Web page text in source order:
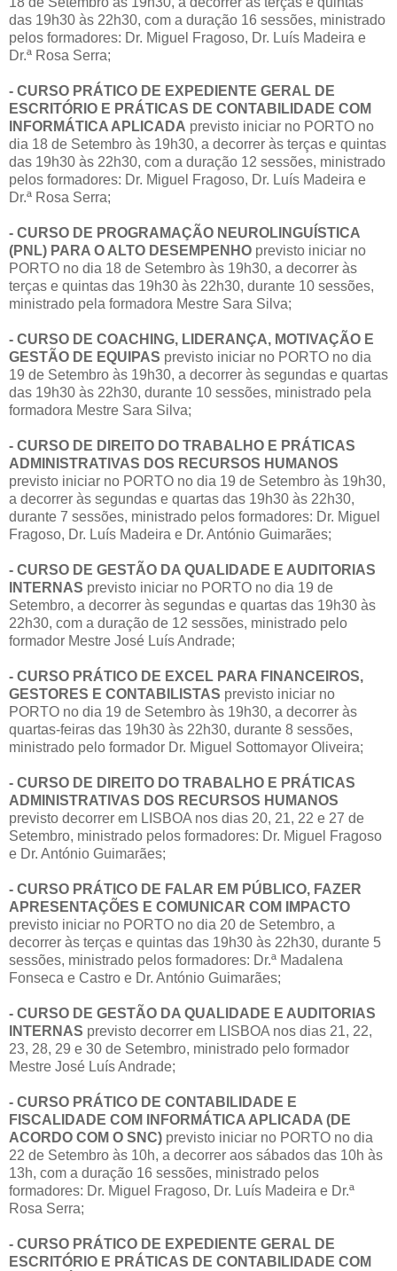
das 19h30 às 22h30, com a duração 16 sessões, ministrado
pelos formadores: Dr. Miguel Fragoso, Dr. Luís Madeira e
Dr.ª Rosa Serra;
- CURSO PRÁTICO DE EXPEDIENTE GERAL DE
ESCRITÓRIO E PRÁTICAS DE CONTABILIDADE COM
INFORMÁTICA APLICADA previsto iniciar no PORTO no
dia 18 de Setembro às 19h30, a decorrer às terças e quintas
das 19h30 às 22h30, com a duração 12 sessões, ministrado
pelos formadores: Dr. Miguel Fragoso, Dr. Luís Madeira e
Dr.ª Rosa Serra;
- CURSO DE PROGRAMAÇÃO NEUROLINGUÍSTICA
(PNL) PARA O ALTO DESEMPENHO previsto iniciar no
PORTO no dia 18 de Setembro às 19h30, a decorrer às
terças e quintas das 19h30 às 22h30, durante 10 sessões,
ministrado pela formadora Mestre Sara Silva;
- CURSO DE COACHING, LIDERANÇA, MOTIVAÇÃO E
GESTÃO DE EQUIPAS previsto iniciar no PORTO no dia
19 de Setembro às 19h30, a decorrer às segundas e quartas
das 19h30 às 22h30, durante 10 sessões, ministrado pela
formadora Mestre Sara Silva;
- CURSO DE DIREITO DO TRABALHO E PRÁTICAS
ADMINISTRATIVAS DOS RECURSOS HUMANOS
previsto iniciar no PORTO no dia 19 de Setembro às 19h30,
a decorrer às segundas e quartas das 19h30 às 22h30,
durante 7 sessões, ministrado pelos formadores: Dr. Miguel
Fragoso, Dr. Luís Madeira e Dr. António Guimarães;
- CURSO DE GESTÃO DA QUALIDADE E AUDITORIAS
INTERNAS previsto iniciar no PORTO no dia 19 de
Setembro, a decorrer às segundas e quartas das 19h30 às
22h30, com a duração de 12 sessões, ministrado pelo
formador Mestre José Luís Andrade;
- CURSO PRÁTICO DE EXCEL PARA FINANCEIROS,
GESTORES E CONTABILISTAS previsto iniciar no
PORTO no dia 19 de Setembro às 19h30, a decorrer às
quartas-feiras das 19h30 às 22h30, durante 8 sessões,
ministrado pelo formador Dr. Miguel Sottomayor Oliveira;
- CURSO DE DIREITO DO TRABALHO E PRÁTICAS
ADMINISTRATIVAS DOS RECURSOS HUMANOS
previsto decorrer em LISBOA nos dias 20, 21, 22 e 27 de
Setembro, ministrado pelos formadores: Dr. Miguel Fragoso
e Dr. António Guimarães;
- CURSO PRÁTICO DE FALAR EM PÚBLICO, FAZER
APRESENTAÇÕES E COMUNICAR COM IMPACTO
previsto iniciar no PORTO no dia 20 de Setembro, a
decorrer às terças e quintas das 19h30 às 22h30, durante 5
sessões, ministrado pelos formadores: Dr.ª Madalena
Fonseca e Castro e Dr. António Guimarães;
- CURSO DE GESTÃO DA QUALIDADE E AUDITORIAS
INTERNAS previsto decorrer em LISBOA nos dias 21, 22,
23, 28, 29 e 30 de Setembro, ministrado pelo formador
Mestre José Luís Andrade;
- CURSO PRÁTICO DE CONTABILIDADE E
FISCALIDADE COM INFORMÁTICA APLICADA (DE
ACORDO COM O SNC) previsto iniciar no PORTO no dia
22 de Setembro às 10h, a decorrer aos sábados das 10h às
13h, com a duração 16 sessões, ministrado pelos
formadores: Dr. Miguel Fragoso, Dr. Luís Madeira e Dr.ª
Rosa Serra;
- CURSO PRÁTICO DE EXPEDIENTE GERAL DE
ESCRITÓRIO E PRÁTICAS DE CONTABILIDADE COM